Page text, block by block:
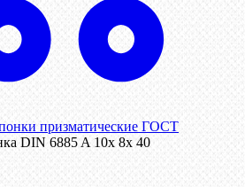
призматические ГОСТ
DIN 6885 A 10x 8x 40